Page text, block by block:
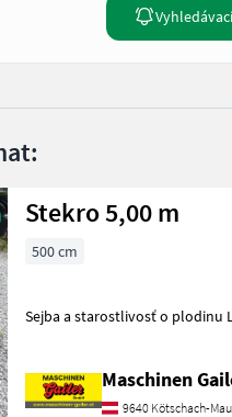
Stekro 5,00 m
500 cm
Sejba a starostlivosť o plodinu
Maschinen
9640 Kötschach-